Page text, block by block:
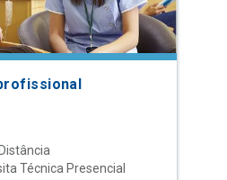
Técnica Presencial